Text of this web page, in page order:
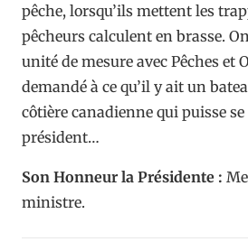
pêche, lorsqu’ils mettent les
pêcheurs calculent en brasse.
unité de mesure avec Pêches et
demandé à ce qu’il y ait un
côtière canadienne qui puisse
président…
Son Honneur la Présidente :
ministre.